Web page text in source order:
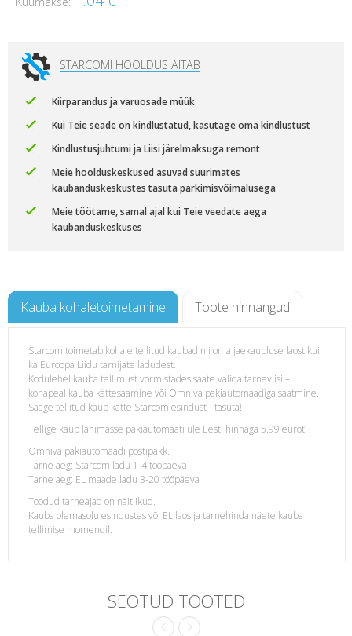
STARCOMI HOOLDUS AITAB
Kiirparandus ja varuosade müük
Kui Teie seade on kindlustatud, kasutage oma kindlustust
Kindlustusjuhtumi ja Liisi järelmaksuga remont
Meie hoolduskeskused asuvad suurimates
kaubanduskeskustes tasuta parkimisvõimalusega
Meie töötame, samal ajal kui Teie veedate aega
kaubanduskeskuses
Kauba kohaletoimetamine Toote hinnangud
Starcom toimetab kohale tellitud kaubad nii oma jaekaupluse laost kui
ka Euroopa Liidu tarnijate ladudest.
Kodulehel kauba tellimust vormistades saate valida tarneviisi –
kohapeal kauba kättesaamine või Omniva pakiautomaadiga saatmine.
Saage tellitud kaup kätte Starcom esindust - tasuta!
Tellige kaup lähimasse pakiautomaati üle Eesti hinnaga 5.99 eurot.
Omniva pakiautomaadi postipakk.
Tarne aeg: Starcom ladu 1-4 tööpäeva
Tarne aeg: EL maade ladu 3-20 tööpäeva
Toodud tarneajad on näitlikud.
Kauba olemasolu esindustes või EL laos ja tarnehinda näete kauba
tellimise momendil.
SEOTUD TOOTED